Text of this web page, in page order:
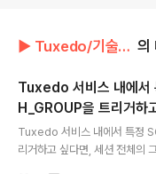
▶ Tuxedo/기술자료 의
Tuxedo 서비스 내에서
H_GROUP을 트리거하
Tuxedo 서비스 내에서 특정
리거하고 싶다면, 세션 전체의